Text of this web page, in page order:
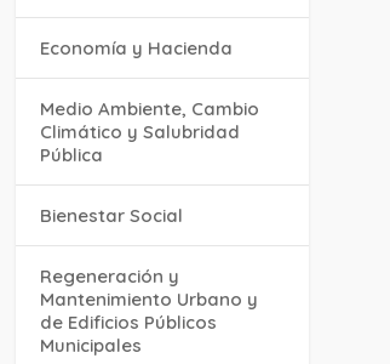
Economía y Hacienda
Medio Ambiente, Cambio
Climático y Salubridad
Pública
Bienestar Social
Regeneración y
Mantenimiento Urbano y
de Edificios Públicos
Municipales